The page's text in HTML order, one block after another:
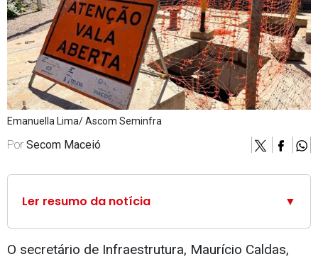
Emanuella Lima/ Ascom Seminfra
Por Secom Maceió
Ler resumo da notícia ▼
O secretário de Infraestrutura, Maurício Caldas,